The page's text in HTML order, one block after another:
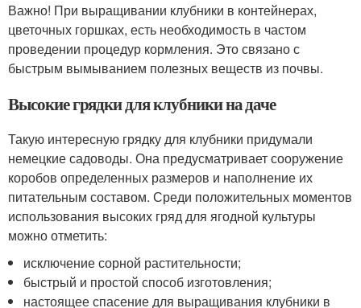
Важно! При выращивании клубники в контейнерах,
цветочных горшках, есть необходимость в частом
проведении процедур кормления. Это связано с
быстрым вымыванием полезных веществ из почвы.
Высокие грядки для клубники на даче
Такую интересную грядку для клубники придумали
немецкие садоводы. Она предусматривает сооружение
коробов определенных размеров и наполнение их
питательным составом. Среди положительных моментов
использования высоких гряд для ягодной культуры
можно отметить:
исключение сорной растительности;
быстрый и простой способ изготовления;
настоящее спасение для выращивания клубники в